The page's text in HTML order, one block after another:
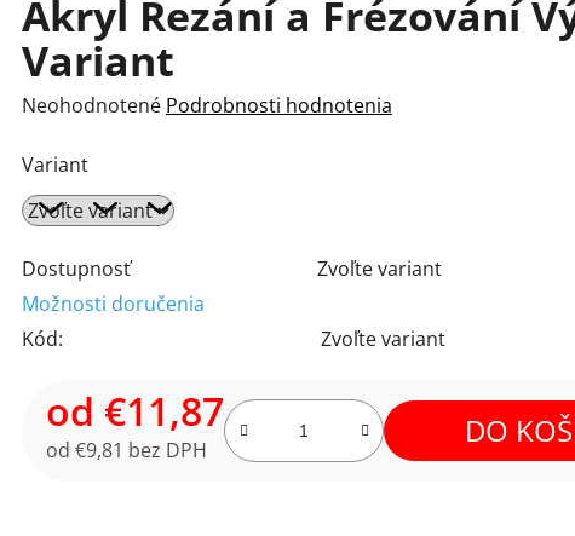
Akryl Řezání a Frézování
Variant
Priemerné
produktu
je
0,0
z
5
hviezdičiek.
Neohodnotené Podrobnosti hodnotenia
Variant
Dostupnosť
Zvoľte variant
Možnosti doručenia
Kód:
Zvoľte variant
od €11,87
od €9,81 bez DPH
DO